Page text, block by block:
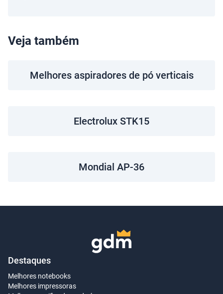
Veja também
Melhores aspiradores de pó verticais
Electrolux STK15
Mondial AP-36
Destaques
Melhores notebooks
Melhores impressoras